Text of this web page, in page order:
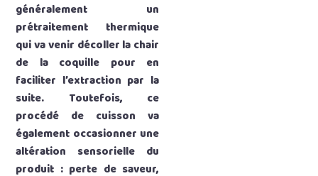
généralement un
prétraitement thermique
qui va venir décoller la chair
de la coquille pour en
faciliter l’extraction par la
suite. Toutefois, ce
procédé de cuisson va
également occasionner une
altération sensorielle du
produit : perte de saveur,